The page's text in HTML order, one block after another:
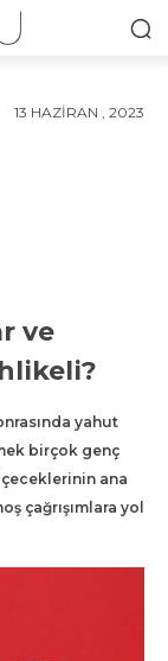
13 HAZIRAN , 2023
ve
yahut
birçok genç
ana
çağrışımlara yol